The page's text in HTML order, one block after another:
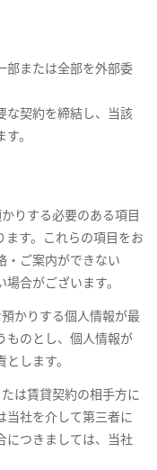
部または全部を外部委
な契約を締結し、当該
。
りする必要のある項目
す。これらの項目をお
・ご案内ができない
合がございます。
かりする個人情報が最
ものとし、個人情報が
します。
は賃貸契約の相手方に
当社を介して第三者に
につきましては、当社